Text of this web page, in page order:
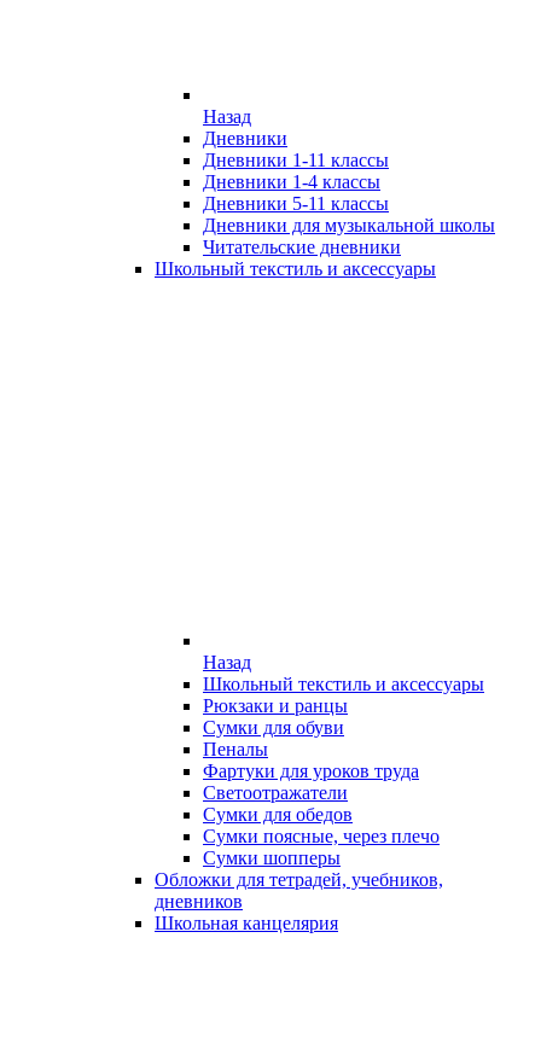
Назад
Дневники
Дневники 1-11 классы
Дневники 1-4 классы
Дневники 5-11 классы
Дневники для музыкальной школы
Читательские дневники
Школьный текстиль и аксессуары
Назад
Школьный текстиль и аксессуары
Рюкзаки и ранцы
Сумки для обуви
Пеналы
Фартуки для уроков труда
Светоотражатели
Сумки для обедов
Сумки поясные, через плечо
Сумки шопперы
Обложки для тетрадей, учебников,
дневников
Школьная канцелярия